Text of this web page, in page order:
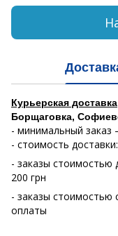
Курьерская доставка
Борщаговка,
- минимальный заказ
- стоимость доставки:
- заказы стоимостью
200 грн
- заказы стоимостью
оплаты